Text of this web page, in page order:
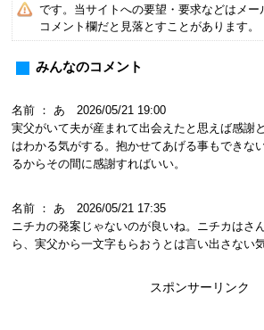
です。当サイトへの要望・要求などはメー
コメント欄だと見落とすことがあります。
みんなのコメント
名前 ： あ 2026/05/21 19:00
実父がいて夫が産まれて出会えたと思えば感謝
はわかる気がする。抱かせてあげる事もできな
るからその間に感謝すればいい。
名前 ： あ 2026/05/21 17:35
ニチカの発案じゃないのが良いね。ニチカはさ
ら、実父から一文字もらおうとは言い出さない
スポンサーリンク